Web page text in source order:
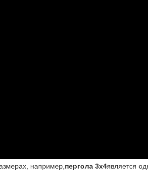
например, пергола 3х4является